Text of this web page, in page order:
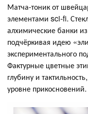
Матча-тоник от
элементами sci-fi.
алхимические банки
подчёркивая идею
экспериментального
Фактурные цветные
глубину и
уровне прикосновений.